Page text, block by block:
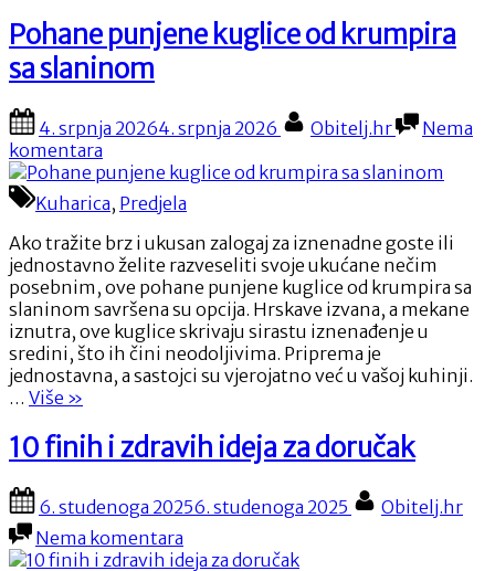
Pohane punjene kuglice od krumpira
sa slaninom
Posted
on
4. srpnja 20264. srpnja 2026 By
Obitelj.hr
Nema
komentara
Pohane
punjene
kuglice
od
krumpira
sa
slaninom
Kuharica, Predjela
Ako tražite brz i ukusan zalogaj za iznenadne goste ili
jednostavno želite razveseliti svoje ukućane nečim
posebnim, ove pohane punjene kuglice od krumpira sa
slaninom savršena su opcija. Hrskave izvana, a mekane
iznutra, ove kuglice skrivaju sirastu iznenađenje u
sredini, što ih čini neodoljivima. Priprema je
jednostavna, a sastojci su vjerojatno već u vašoj kuhinji.
… Više “Pohane
kuglice
od
sa
slaninom”
»
10 finih i zdravih ideja za doručak
Posted
on
6. studenoga 20256. studenoga 2025 By
Obitelj.hr
Nema komentara
10